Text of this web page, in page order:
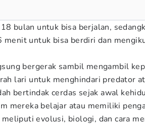
bulan untuk bisa berjalan,
menit untuk bisa berdiri dan
bergerak sambil mengambil
lari untuk menghindari predator
bertindak cerdas sejak awal
mereka belajar atau memiliki
evolusi, biologi, dan cara